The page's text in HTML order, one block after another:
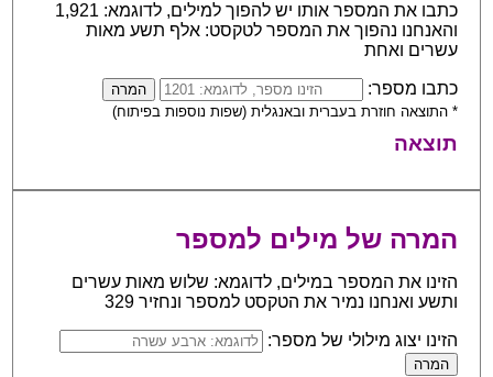
כתבו את המספר אותו יש להפוך למילים, לדוגמא: 1,921
והאנחנו נהפוך את המספר לטקסט: אלף תשע מאות
עשרים ואחת
כתבו מספר:
* התוצאה חוזרת בעברית ובאנגלית (שפות נוספות בפיתוח)
תוצאה
המרה של מילים למספר
הזינו את המספר במילים, לדוגמא: שלוש מאות עשרים
ותשע ואנחנו נמיר את הטקסט למספר ונחזיר 329
הזינו יצוג מילולי של מספר: